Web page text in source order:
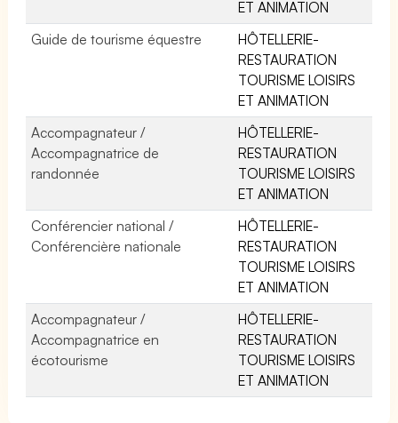
ET ANIMATION
Guide de tourisme équestre
HÔTELLERIE-
RESTAURATION
TOURISME LOISIRS
ET ANIMATION
Accompagnateur /
Accompagnatrice de
randonnée
HÔTELLERIE-
RESTAURATION
TOURISME LOISIRS
ET ANIMATION
Conférencier national /
Conférencière nationale
HÔTELLERIE-
RESTAURATION
TOURISME LOISIRS
ET ANIMATION
Accompagnateur /
Accompagnatrice en
écotourisme
HÔTELLERIE-
RESTAURATION
TOURISME LOISIRS
ET ANIMATION